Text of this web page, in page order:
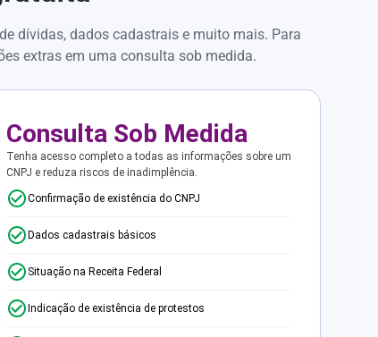
dívidas, dados cadastrais e muito mais. Para
extras em uma consulta sob medida.
Consulta Sob Medida
Tenha acesso completo a todas as informações sobre um
CNPJ e reduza riscos de inadimplência.
Confirmação de existência do CNPJ
Dados cadastrais básicos
Situação na Receita Federal
Indicação de existência de protestos